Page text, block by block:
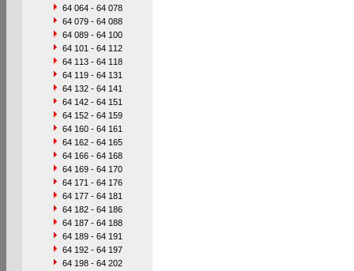
64 064 - 64 078
64 079 - 64 088
64 089 - 64 100
64 101 - 64 112
64 113 - 64 118
64 119 - 64 131
64 132 - 64 141
64 142 - 64 151
64 152 - 64 159
64 160 - 64 161
64 162 - 64 165
64 166 - 64 168
64 169 - 64 170
64 171 - 64 176
64 177 - 64 181
64 182 - 64 186
64 187 - 64 188
64 189 - 64 191
64 192 - 64 197
64 198 - 64 202